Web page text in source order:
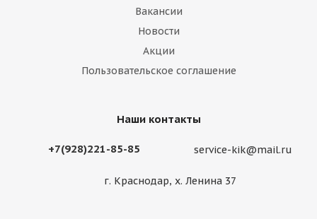
Вакансии
Новости
Акции
Пользовательское соглашение
Наши контакты
+7(928)221-85-85 service-kik@mail.ru
г. Краснодар, х. Ленина 37